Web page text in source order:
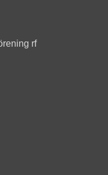
rf